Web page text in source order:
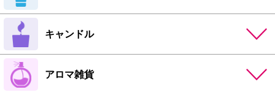
キャンドル
アロマ雑貨